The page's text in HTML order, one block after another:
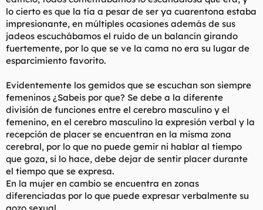
lo cierto es que la tía a pesar de ser ya cuarentona estaba
impresionante, en múltiples ocasiones además de sus
jadeos escuchábamos el ruido de un balancín girando
fuertemente, por lo que se ve la cama no era su lugar de
esparcimiento favorito.
Evidentemente los gemidos que se escuchan son siempre
femeninos ¿Sabeis por que? Se debe a la diferente
división de funciones entre el cerebro masculino y el
femenino, en el cerebro masculino la expresión verbal y la
recepción de placer se encuentran en la misma zona
cerebral, por lo que no puede gemir ni hablar al tiempo
que goza, si lo hace, debe dejar de sentir placer durante
el tiempo que se expresa.
En la mujer en cambio se encuentra en zonas
diferenciadas por lo que puede expresar verbalmente su